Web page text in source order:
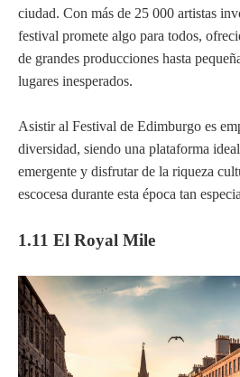
ciudad. Con más de 25 000 artistas
festival promete algo para todos,
de grandes producciones hasta
lugares inesperados.
Asistir al Festival de Edimburgo es
diversidad, siendo una plataforma
emergente y disfrutar de la riqueza
escocesa durante esta época tan
1.11 El Royal Mile